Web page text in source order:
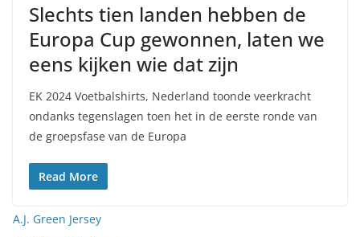
Slechts tien landen hebben de
Europa Cup gewonnen, laten we
eens kijken wie dat zijn
EK 2024 Voetbalshirts, Nederland toonde veerkracht
ondanks tegenslagen toen het in de eerste ronde van
de groepsfase van de Europa
Read More
A.J. Green Jersey